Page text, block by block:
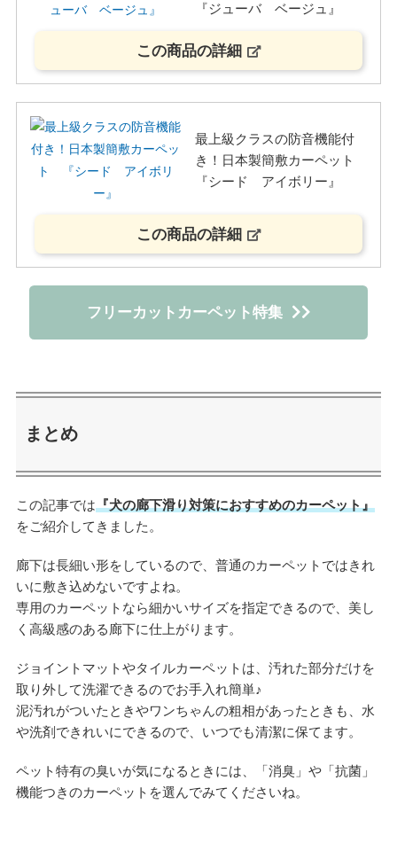
『ジューバ ベージュ』
この商品の詳細
最上級クラスの防音機能付
き！日本製簡敷カーペット
『シード アイボリー』
この商品の詳細
フリーカットカーペット特集
まとめ
この記事では『犬の廊下滑り対策におすすめのカーペット』
をご紹介してきました。
廊下は長細い形をしているので、普通のカーペットではきれ
いに敷き込めないですよね。
専用のカーペットなら細かいサイズを指定できるので、美し
く高級感のある廊下に仕上がります。
ジョイントマットやタイルカーペットは、汚れた部分だけを
取り外して洗濯できるのでお手入れ簡単♪
泥汚れがついたときやワンちゃんの粗相があったときも、水
や洗剤できれいにできるので、いつでも清潔に保てます。
ペット特有の臭いが気になるときには、「消臭」や「抗菌」
機能つきのカーペットを選んでみてくださいね。